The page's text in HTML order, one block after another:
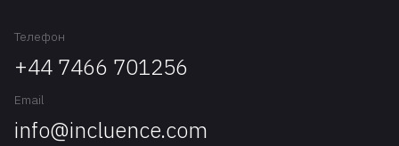
Телефон
+44 7466 701256
Email
info@incluence.com